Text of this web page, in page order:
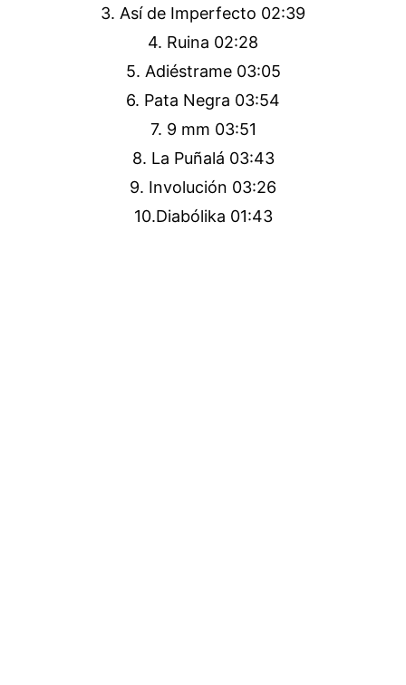
3. Así de Imperfecto 02:39
4. Ruina 02:28
5. Adiéstrame 03:05
6. Pata Negra 03:54
7. 9 mm 03:51
8. La Puñalá 03:43
9. Involución 03:26
10.Diabólika 01:43